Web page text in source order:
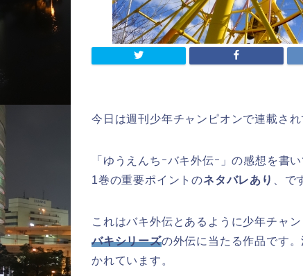
今日は週刊少年チャンピオンで連載され
「ゆうえんちｰバキ外伝ｰ」の感想を書
1巻の重要ポイントのネタバレあり 、で
これはバキ外伝とあるように少年チャ
バキシリーズの外伝に当たる作品です
かれています。